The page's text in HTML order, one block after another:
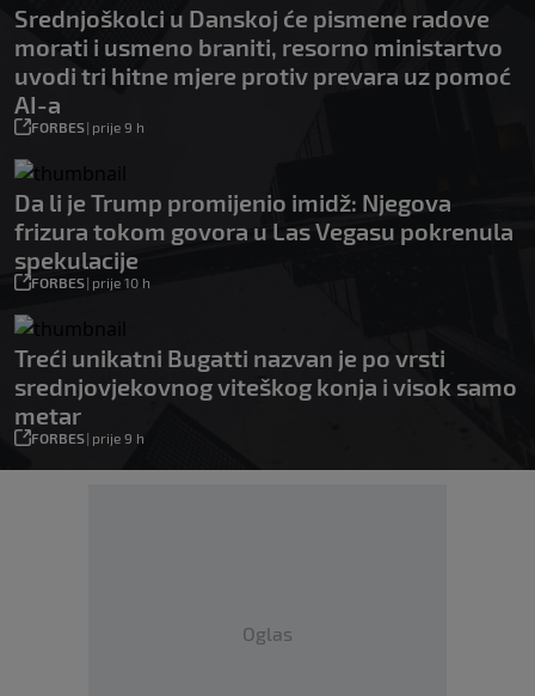
Srednjoškolci u Danskoj će pismene radove
morati i usmeno braniti, resorno ministartvo
uvodi tri hitne mjere protiv prevara uz pomoć
AI-a
FORBES| prije 9 h
Da li je Trump promijenio imidž: Njegova
frizura tokom govora u Las Vegasu pokrenula
spekulacije
FORBES| prije 10 h
Treći unikatni Bugatti nazvan je po vrsti
srednjovjekovnog viteškog konja i visok samo
metar
FORBES| prije 9 h
Oglas